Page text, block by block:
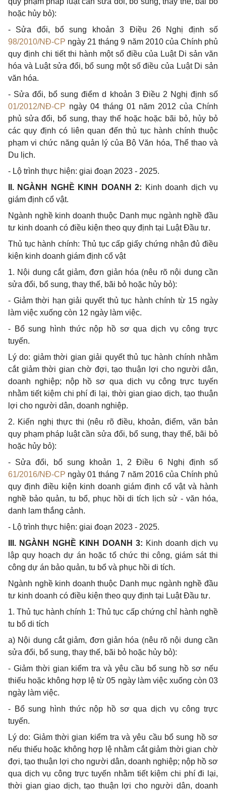
hoặc hủy bỏ):
- Sửa đổi, bổ sung khoản 3 Điều 26 Nghị định số
98/2010/NĐ-CP ngày 21 tháng 9 năm 2010 của Chính phủ
quy định chi tiết thi hành một số điều của Luật Di sản văn
hóa và Luật sửa đổi, bổ sung một số điều của Luật Di sản
văn hóa.
- Sửa đổi, bổ sung điểm d khoản 3 Điều 2 Nghị định số
01/2012/NĐ-CP ngày 04 tháng 01 năm 2012 của Chính
phủ sửa đổi, bổ sung, thay thế hoặc hoặc bãi bỏ, hủy bỏ
các quy định có liên quan đến thủ tục hành chính thuộc
phạm vi chức năng quản lý của Bộ Văn hóa, Thể thao và
Du lịch.
- Lộ trình thực hiện: giai đoạn 2023 - 2025.
II. NGÀNH NGHỀ KINH DOANH 2: Kinh doanh dịch vụ
giám định cổ vật.
Ngành nghề kinh doanh thuộc Danh mục ngành nghề đầu
tư kinh doanh có điều kiện theo quy định tại Luật Đầu tư.
Thủ tục hành chính: Thủ tục cấp giấy chứng nhận đủ điều
kiện kinh doanh giám định cổ vật
1. Nội dung cắt giảm, đơn giản hóa (nêu rõ nội dung cần
sửa đổi, bổ sung, thay thế, bãi bỏ hoặc hủy bỏ):
- Giảmthời hạn giải quyết thủ tục hành chính từ 15 ngày
làm việc xuống còn 12 ngày làm việc.
- Bổ sung hình thức nộp hồ sơ qua dịch vụ công trực
tuyến.
Lý do: giảm thời gian giải quyết thủ tục hành chính nhằm
cắt giảm thời gian chờ đợi, tạo thuận lợi cho người dân,
doanh nghiệp; nộp hồ sơ qua dịch vụ công trực tuyến
nhằm tiết kiệm chi phí đi lại, thời gian giao dịch, tạo thuận
lợi cho người dân, doanh nghiệp.
2. Kiến nghị thực thi (nêu rõ điều, khoản, điểm, văn bản
quy phạm pháp luật cần sửa đổi, bổ sung, thay thế, bãi bỏ
hoặc hủy bỏ):
- Sửa đổi, bổ sung khoản 1, 2 Điều 6 Nghị định số
61/2016/NĐ-CP ngày 01 tháng 7 năm 2016 của Chính phủ
quy định điều kiện kinh doanh giám định cổ vật và hành
nghề bảo quản, tu bổ, phục hồi di tích lịch sử - văn hóa,
danh lam thắng cảnh.
- Lộ trình thực hiện: giai đoạn 2023 - 2025.
III. NGÀNH NGH Ề KINH DOANH 3: Kinh doanh dịch vụ
lập quy hoạch dự án hoặc tổchức thi công, giám sát thi
công dự án bảo quản, tu bổ và phục hồi di tích.
Ngành nghề kinh doanh thuộc Danh mục ngành nghề đầu
tư kinh doanh có điều kiện theo quy định tại Luật Đầu tư.
1.Thủ tục hành chính 1: Thủ tục cấp chứng chỉ hành nghề
tu bổ di tích
a) Nội dung cắt giảm, đơn giản hóa (nêu rõ nội dung cần
sửa đổi, bổ sung, thay thế, bãi bỏ hoặc hủy bỏ):
- Giảm thời gian kiểm tra và yêu cầu bổ sung hồ sơ nếu
thiếu hoặc không hợp lệ từ 05 ngày làm việc xuống còn 03
ngày làm việc.
- Bổsung hình thức nộp hồ sơ qua dịch vụ công trực
tuyến.
Lý do: Giảm thời gian kiểm tra và yêu cầu bổ sung hồ sơ
nếu thiếu hoặc không hợp lệ nhằm cắt giảm thời gian chờ
đợi, tạo thuận lợi cho người dân, doanh nghiệp; nộp hồ sơ
qua dịch vụ công trực tuyến nhằm tiết kiệm chi phí đi lại,
thời gian giao dịch, tạo thuận lợi cho người dân, doanh